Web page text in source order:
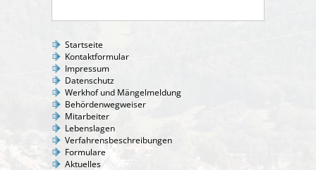
Startseite
Kontaktformular
Impressum
Datenschutz
Werkhof und Mängelmeldung
Behördenwegweiser
Mitarbeiter
Lebenslagen
Verfahrensbeschreibungen
Formulare
Aktuelles